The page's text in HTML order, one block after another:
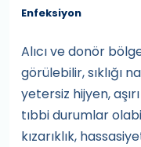
Enfeksiyon
Alıcı ve donör
görülebilir, sıklığı
yetersiz hijyen,
tıbbi durumlar
kızarıklık,